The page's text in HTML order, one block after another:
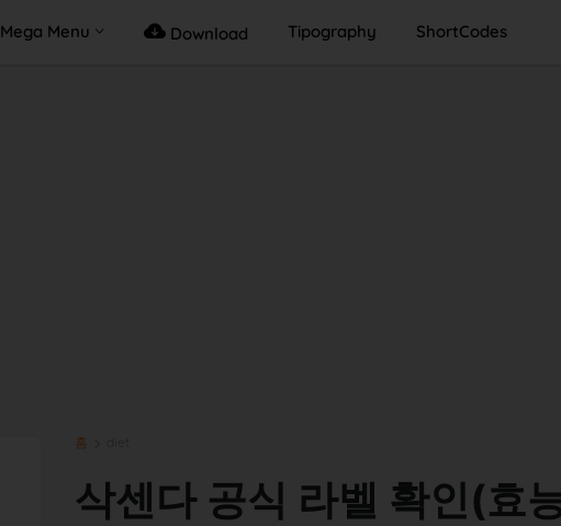
Mega Menu Download Tipography ShortCodes
홈
삭센다 공식 라벨 확인(효